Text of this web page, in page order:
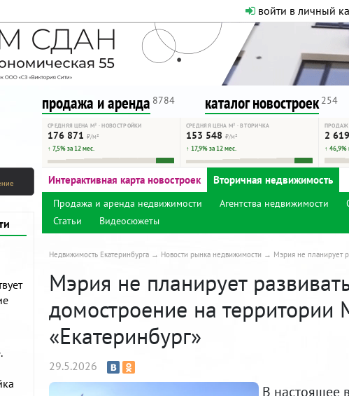
войти в личный
- только нормальная. Никакого
ресурсу, как он
продажа и аренда 8784 каталог новостроек 254
СРЕДНЯЯ ЦЕНА М² · НОВОСТРОЙКИ
176 871 ₽/м²
↑ 7,5% за 12 мес.
СРЕДНЯЯ ЦЕНА М² · ВТОРИЧКА
153 548 ₽/м²
↑ 17,9% за 12 мес.
2 619
↑ 46,9%
Интерактивная карта новостроек Вторичная недвижимость
Продажа и аренда недвижимости Агентства недвижимости
Статьи
Видеосюжеты
Недвижимость Екатеринбурга Новости рынка недвижимости Мэрия не планирует
Мэрия не планирует
домостроение на территории
«Екатеринбург»
29.5.2026
В настоящее